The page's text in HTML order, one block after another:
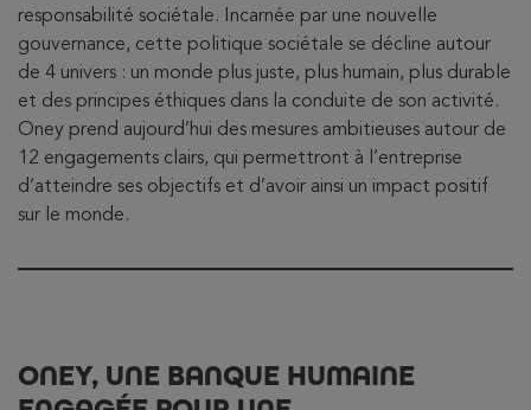
responsabilité sociétale. Incarnée par une nouvelle
gouvernance, cette politique sociétale se décline autour
de 4 univers : un monde plus juste, plus humain, plus durable
et des principes éthiques dans la conduite de son activité.
Oney prend aujourd’hui des mesures ambitieuses autour de
12 engagements clairs, qui permettront à l’entreprise
d’atteindre ses objectifs et d’avoir ainsi un impact positif
sur le monde.
ONEY, UNE BANQUE HUMAINE